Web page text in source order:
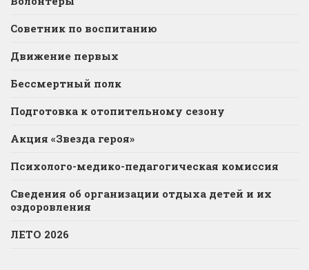
Советник по воспитанию
Движение первых
Бессмертный полк
Подготовка к отопительному сезону
Акция «Звезда героя»
Психолого-медико-педагогическая комиссия
Сведения об организации отдыха детей и их
оздоровления
ЛЕТО 2026